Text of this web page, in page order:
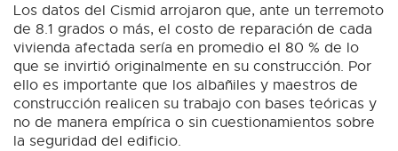
Los datos del Cismid arrojaron que, ante un terremoto
de 8.1 grados o más, el costo de reparación de cada
vivienda afectada sería en promedio el 80 % de lo
que se invirtió originalmente en su construcción. Por
ello es importante que los albañiles y maestros de
construcción realicen su trabajo con bases teóricas y
no de manera empírica o sin cuestionamientos sobre
la seguridad del edificio.